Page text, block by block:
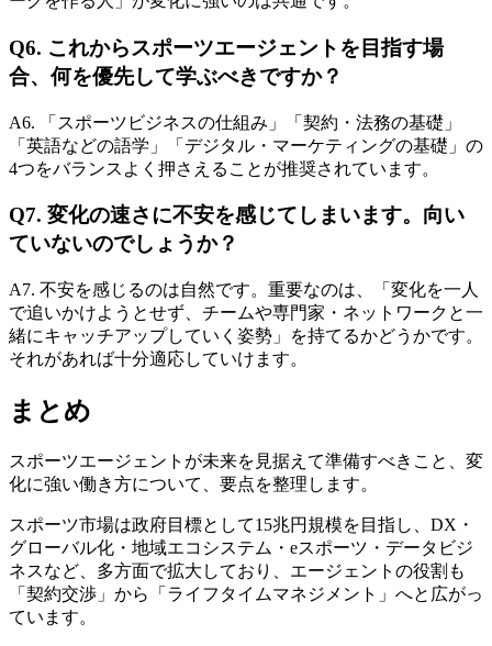
Q6. これからスポーツエージェントを目指す場
合、何を優先して学ぶべきですか？
A6. 「スポーツビジネスの仕組み」「契約・法務の基礎」
「英語などの語学」「デジタル・マーケティングの基礎」の
4つをバランスよく押さえることが推奨されています。
Q7. 変化の速さに不安を感じてしまいます。向い
ていないのでしょうか？
A7. 不安を感じるのは自然です。重要なのは、「変化を一人
で追いかけようとせず、チームや専門家・ネットワークと一
緒にキャッチアップしていく姿勢」を持てるかどうかです。
それがあれば十分適応していけます。
まとめ
スポーツエージェントが未来を見据えて準備すべきこと、変
化に強い働き方について、要点を整理します。
スポーツ市場は政府目標として15兆円規模を目指し、DX・
グローバル化・地域エコシステム・eスポーツ・データビジ
ネスなど、多方面で拡大しており、エージェントの役割も
「契約交渉」から「ライフタイムマネジメント」へと広がっ
ています。